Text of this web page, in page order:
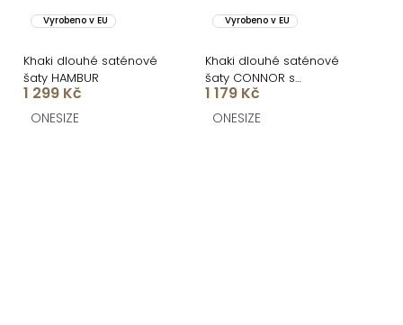
Vyrobeno v EU
Khaki dlouhé saténové
šaty HAMBUR
1 299 Kč
ONESIZE
Vyrobeno v EU
Khaki dlouhé saténové
šaty CONNOR s
rozparkem
1 179 Kč
ONESIZE